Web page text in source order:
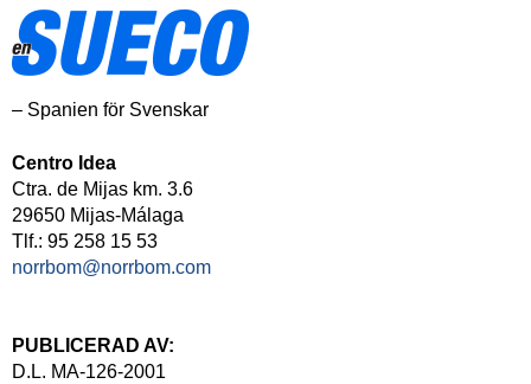
– Spanien för Svenskar
Centro Idea
Ctra. de Mijas km. 3.6
29650 Mijas-Málaga
Tlf.: 95 258 15 53
norrbom@norrbom.com
PUBLICERAD AV:
D.L. MA-126-2001